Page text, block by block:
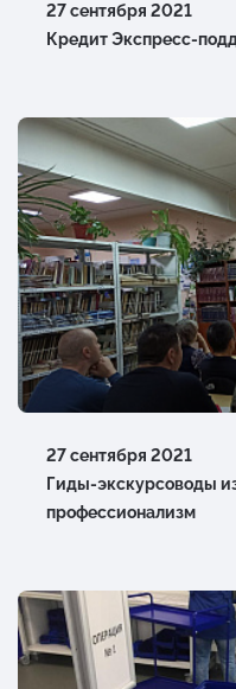
27 сентября 2021
Кредит Экспресс-
27 сентября 2021
Гиды-экскурсоводы
профессионализм